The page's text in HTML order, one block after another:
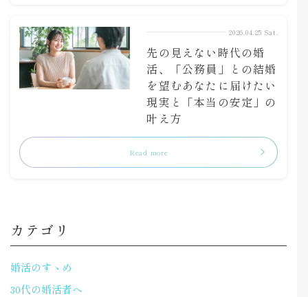
2026.04.25 Sat.
先の見えない時代の婚
活、「公務員」との結婚
を望むあなたに届けたい
現実と「本当の安定」の
叶え方
Read more
カテゴリ
婚活のすゝめ
30代の婚活者へ